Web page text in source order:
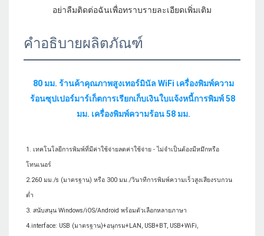
คำอธิบายผลิตภัณฑ์
80 มม. ร้านค้าคุณภาพสูงเทอร์มินัล WiFi เครื่องพิมพ์ความ
ร้อนซุปเปอร์มาร์เก็ตการเรียกเก็บเงินใบแจ้งหนี้การพิมพ์ 58
1. เทคโนโลยีการพิมพ์ที่มีค่าใช้จ่ายลดค่าใช้จ่าย - ไม่จำเป็นต้องมีหมึกหรือ
โทนเนอร์
2.260 มม./s (มาตรฐาน) หรือ 300 มม./วินาทีการพิมพ์ความเร็วสูงเสียงรบกวน
ต่ำ
3. สนับสนุน Windows/iOS/Android พร้อมตัวเลือกหลายภาษา
4.interface: USB (มาตรฐาน)+อนุกรม+LAN, USB+BT, USB+WiFi,